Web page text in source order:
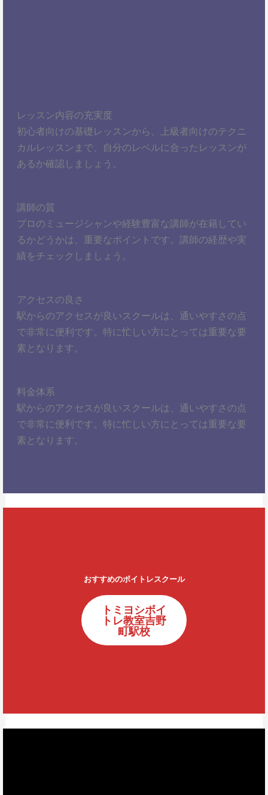
レッスン内容の充実度
初心者向けの基礎レッスンから、上級者向けのテクニ
カルレッスンまで、自分のレベルに合ったレッスンが
あるか確認しましょう。
講師の質
プロのミュージシャンや経験豊富な講師が在籍してい
るかどうかは、重要なポイントです。講師の経歴や実
績をチェックしましょう。
アクセスの良さ
駅からのアクセスが良いスクールは、通いやすさの点
で非常に便利です。特に忙しい方にとっては重要な要
素となります。
料金体系
駅からのアクセスが良いスクールは、通いやすさの点
で非常に便利です。特に忙しい方にとっては重要な要
素となります。
おすすめのボイトレスクール
トミヨシボイ
トレ教室吉野
町駅校